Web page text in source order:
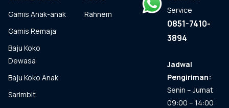
Tunik
Gamis Anak-anak
Gamis Remaja
Baju Koko
Dewasa
Baju Koko Anak
Sarimbit
Rahnem
Service
0851-7410-
3894
Jadwal
Pengiriman:
Senin – Jumat
09:00 – 14:00